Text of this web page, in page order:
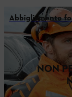
Abbigliamento
NON